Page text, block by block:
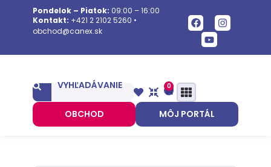
Pondelok – Piatok: 09:00 – 16:00
Kontakt: +421 2 2102 5260 •
obchod@canex.sk
VYHĽADÁVANIE 0
OBCHOD MÔJ PORTÁL